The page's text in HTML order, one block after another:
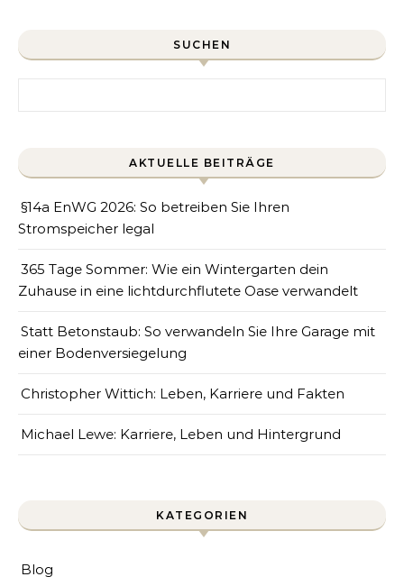
SUCHEN
AKTUELLE BEITRÄGE
§14a EnWG 2026: So betreiben Sie Ihren
Stromspeicher legal
365 Tage Sommer: Wie ein Wintergarten dein
Zuhause in eine lichtdurchflutete Oase verwandelt
Statt Betonstaub: So verwandeln Sie Ihre Garage mit
einer Bodenversiegelung
Christopher Wittich: Leben, Karriere und Fakten
Michael Lewe: Karriere, Leben und Hintergrund
KATEGORIEN
Blog